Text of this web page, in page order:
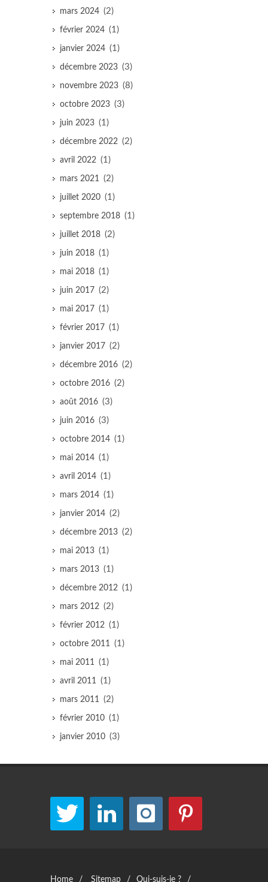
mars 2024 (2)
février 2024 (1)
janvier 2024 (1)
décembre 2023 (3)
novembre 2023 (8)
octobre 2023 (3)
juin 2023 (1)
décembre 2022 (2)
avril 2022 (1)
mars 2021 (2)
juillet 2020 (1)
septembre 2018 (1)
juillet 2018 (2)
juin 2018 (1)
mai 2018 (1)
juin 2017 (2)
mai 2017 (1)
février 2017 (1)
janvier 2017 (2)
décembre 2016 (2)
octobre 2016 (2)
août 2016 (3)
juin 2016 (3)
octobre 2014 (1)
mai 2014 (1)
avril 2014 (1)
mars 2014 (1)
janvier 2014 (2)
décembre 2013 (2)
mai 2013 (1)
mars 2013 (1)
décembre 2012 (1)
mars 2012 (2)
février 2012 (1)
octobre 2011 (1)
mai 2011 (1)
avril 2011 (1)
mars 2011 (2)
février 2010 (1)
janvier 2010 (3)
Home / Sitemap / Qui-suis-je ? /